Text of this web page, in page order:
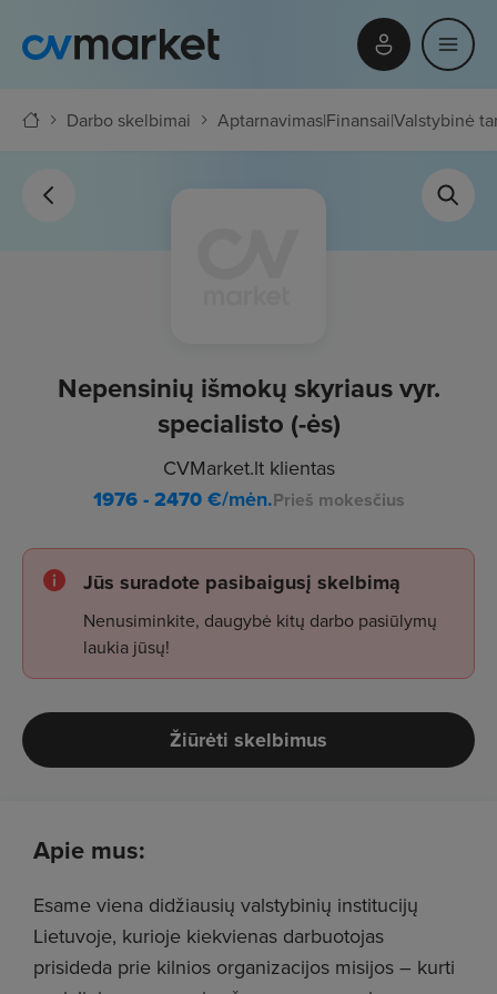
Darbo skelbimai Aptarnavimas|Finansai|Valstybinė
Nepensinių išmokų skyriaus vyr.
specialisto (-ės)
CVMarket.lt klientas
1976 - 2470€/mėn.Prieš mokesčius
Jūs suradote pasibaigusį skelbimą
Nenusiminkite, daugybė kitų darbo pasiūlymų
laukia jūsų!
Žiūrėti skelbimus
Apie mus:
Esame viena didžiausių valstybinių institucijų
Lietuvoje, kurioje kiekvienas darbuotojas
prisideda prie kilnios organizacijos misijos – kurti